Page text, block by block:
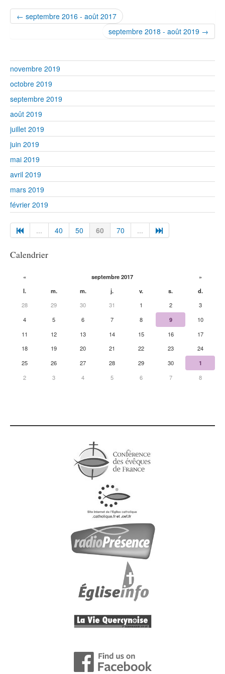
← septembre 2016 - août 2017
septembre 2018 - août 2019 →
novembre 2019
octobre 2019
septembre 2019
août 2019
juillet 2019
juin 2019
mai 2019
avril 2019
mars 2019
février 2019
... 40 50 60 70 ...
Calendrier
« septembre 2017
»
l.
m. m. j. v. s.
d.
28
29 30 31 1 2
3
4
5 6 7 8 9
10
11
12 13 14 15 16
17
18
19 20 21 22 23
24
25
26 27 28 29 30
1
2
3 4 5 6 7 8